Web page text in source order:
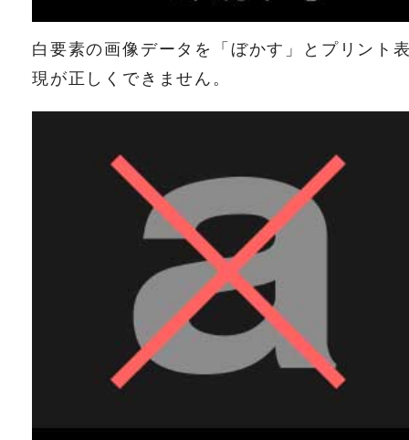
白要素の画像データを「ぼかす」とプリント
現が正しくできません。